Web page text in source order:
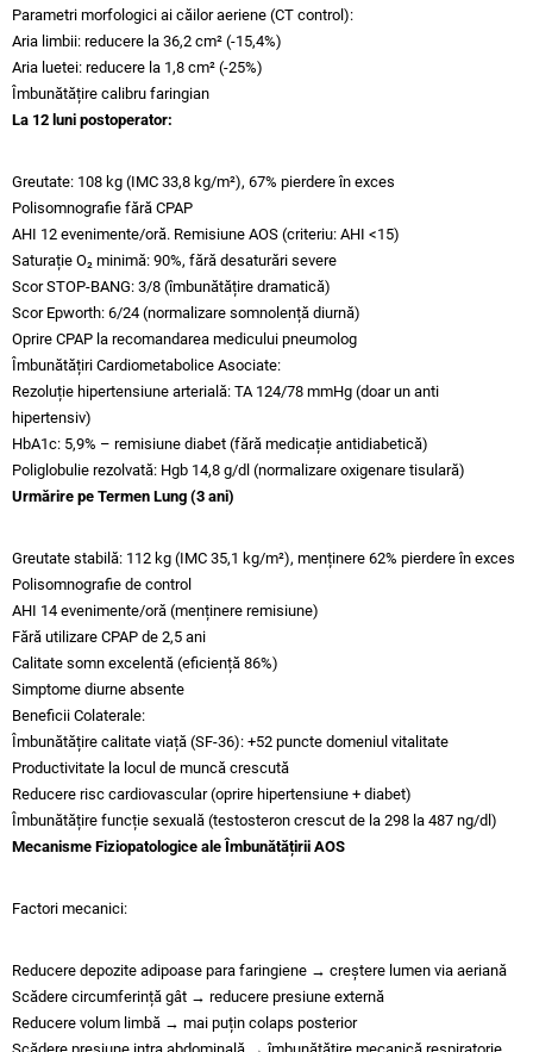
Parametri morfologici ai căilor aeriene (CT control):​
Aria limbii: reducere la 36,2 cm² (-15,4%)
Aria luetei: reducere la 1,8 cm² (-25%)
Îmbunătățire calibru faringian
La 12 luni postoperator:
Greutate: 108 kg (IMC 33,8 kg/m²), 67% pierdere în exces
Polisomnografie fără CPAP
AHI 12 evenimente/oră. Remisiune AOS (criteriu: AHI <15)​
Saturație O₂ minimă: 90%, fără desaturări severe
Scor STOP-BANG: 3/8 (îmbunătățire dramatică)
Scor Epworth: 6/24 (normalizare somnolență diurnă)
Oprire CPAP la recomandarea medicului pneumolog
Îmbunătățiri Cardiometabolice Asociate:
Rezoluție hipertensiune arterială: TA 124/78 mmHg (doar un anti
hipertensiv)
HbA1c: 5,9% – remisiune diabet (fără medicație antidiabetică)
Poliglobulie rezolvată: Hgb 14,8 g/dl (normalizare oxigenare tisulară)
Urmărire pe Termen Lung (3 ani)
Greutate stabilă: 112 kg (IMC 35,1 kg/m²), menținere 62% pierdere în exces
Polisomnografie de control
AHI 14 evenimente/oră (menținere remisiune)
Fără utilizare CPAP de 2,5 ani
Calitate somn excelentă (eficiență 86%)
Simptome diurne absente
Beneficii Colaterale:
Îmbunătățire calitate viață (SF-36): +52 puncte domeniul vitalitate
Productivitate la locul de muncă crescută
Reducere risc cardiovascular (oprire hipertensiune + diabet)
Îmbunătățire funcție sexuală (testosteron crescut de la 298 la 487 ng/dl)
Mecanisme Fiziopatologice ale Îmbunătățirii AOS
Factori mecanici:
Reducere depozite adipoase para faringiene → creștere lumen via aeriană
Scădere circumferință gât → reducere presiune externă
Reducere volum limbă → mai puțin colaps posterior